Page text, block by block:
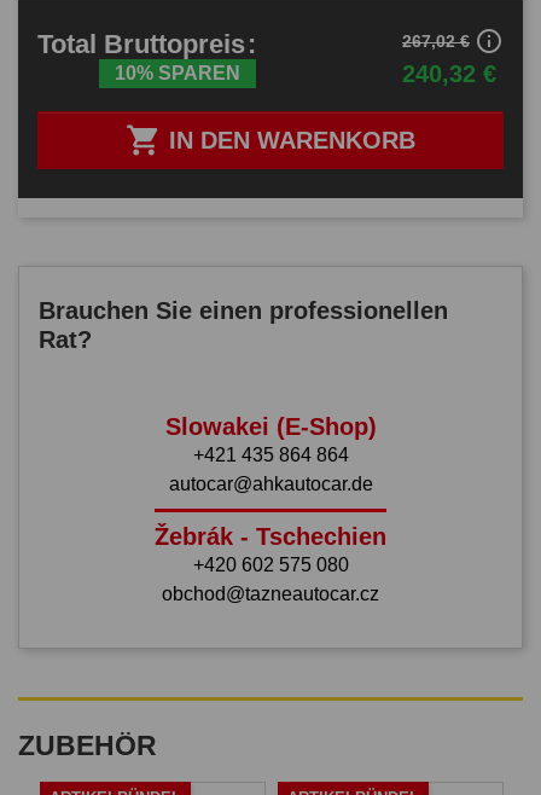
 IN DEN WARENKORB
Total Bruttopreis:
10% SPAREN 240,32 €
267,02 € info_outline
Brauchen Sie einen professionellen
Rat?
Slowakei (E-Shop)
+421 435 864 864
autocar@ahkautocar.de
Žebrák - Tschechien
+420 602 575 080
obchod@tazneautocar.cz
ZUBEHÖR